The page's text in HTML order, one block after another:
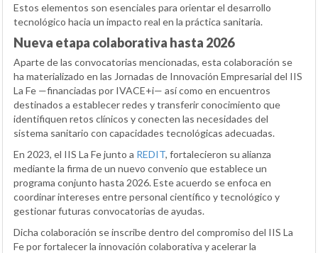
Estos elementos son esenciales para orientar el desarrollo
tecnológico hacia un impacto real en la práctica sanitaria.
Nueva etapa colaborativa hasta 2026
Aparte de las convocatorias mencionadas, esta colaboración se
ha materializado en las Jornadas de Innovación Empresarial del IIS
La Fe —financiadas por IVACE+i— así como en encuentros
destinados a establecer redes y transferir conocimiento que
identifiquen retos clínicos y conecten las necesidades del
sistema sanitario con capacidades tecnológicas adecuadas.
En 2023, el IIS La Fe junto a REDIT, fortalecieron su alianza
mediante la firma de un nuevo convenio que establece un
programa conjunto hasta 2026. Este acuerdo se enfoca en
coordinar intereses entre personal científico y tecnológico y
gestionar futuras convocatorias de ayudas.
Dicha colaboración se inscribe dentro del compromiso del IIS La
Fe por fortalecer la innovación colaborativa y acelerar la